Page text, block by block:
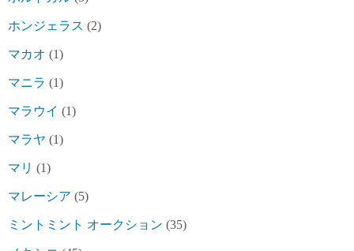
ホンジェラス (2)
マカオ (1)
マニラ (1)
マラウイ (1)
マラヤ (1)
マリ (1)
マレーシア (5)
ミントミント オークション (35)